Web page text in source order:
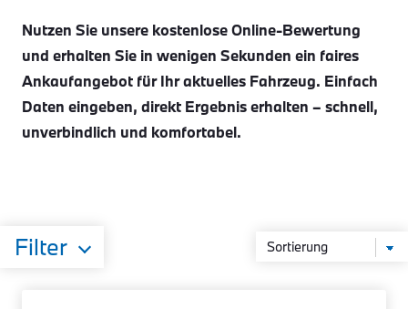
Nutzen Sie unsere kostenlose Online-Bewertung
und erhalten Sie in wenigen Sekunden ein faires
Ankaufangebot für Ihr aktuelles Fahrzeug. Einfach
Daten eingeben, direkt Ergebnis erhalten – schnell,
unverbindlich und komfortabel.
Filter